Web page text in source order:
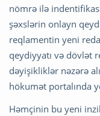
nömrə ilə
şəxslərin onlayn
reqlamentin yeni
qeydiyyatı və dövlət
dəyişikliklər nəzərə
hökumət portalında
Həmçinin bu yeni